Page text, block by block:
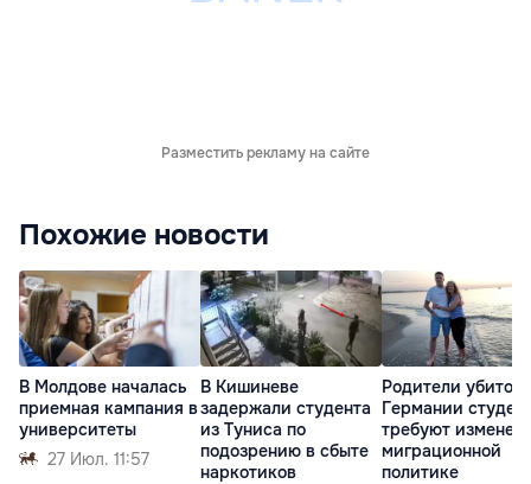
Разместить рекламу на сайте
Похожие новости
В Молдове началась
приемная кампания в
университеты
27 Июл. 11:57
В Кишиневе
задержали студента
из Туниса по
подозрению в сбыте
наркотиков
Родители
Германии
требуют
миграционной
политике